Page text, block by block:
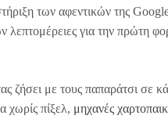
των αφεντικών της
λεπτομέρειες για την πρώτη
ζήσει με τους παπαράτσι σε
χωρίς πίξελ, μηχανές